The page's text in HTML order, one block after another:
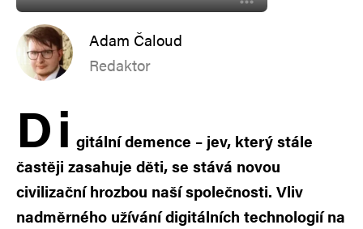
Adam Čaloud
Redaktor
Di gitální demence – jev, který stále
častěji zasahuje děti, se stává novou
civilizační hrozbou naší společnosti. Vliv
nadměrného užívání digitálních technologií na